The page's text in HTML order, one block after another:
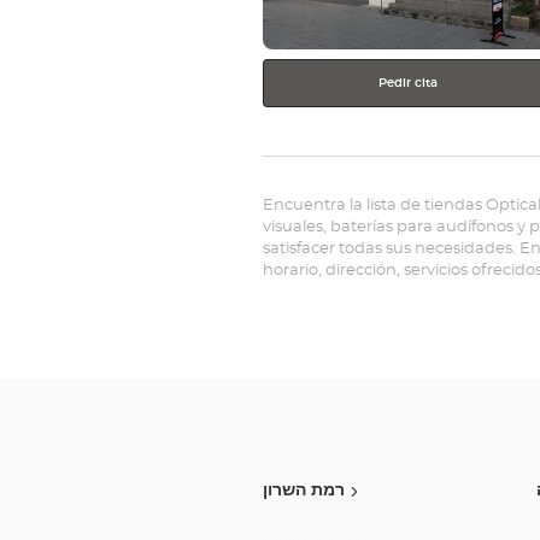
Pedir cita
Encuentra la lista de tiendas
visuales, baterías para audífonos y
satisfacer todas sus necesidades.
horario, dirección, servicios
רמת השרון